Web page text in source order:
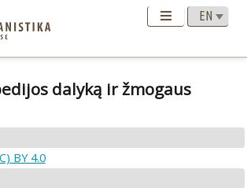
dalyką ir žmogaus
BY 4.0